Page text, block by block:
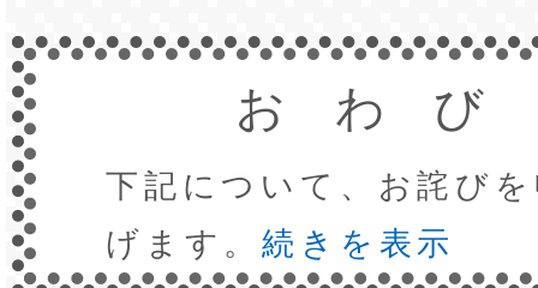
おわび
下記について、お詫び
げます。続きを表示